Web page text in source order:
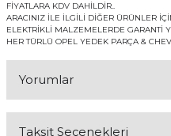
FİYATLARA KDV DAHİLDİR..
ARACINIZ İLE İLGİLİ DİĞER ÜRÜNLER
ELEKTRİKLİ MALZEMELERDE GARANTİ
HER TÜRLÜ OPEL YEDEK PARÇA &
Yorumlar
Taksit Seçenekleri